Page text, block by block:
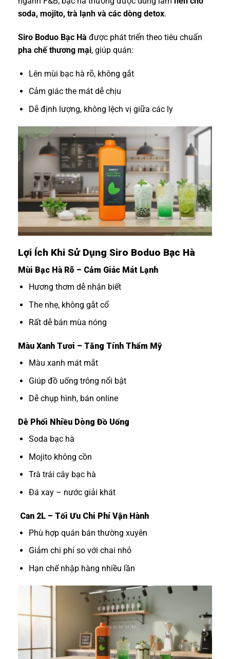
soda, mojito, trà lạnh và các dòng detox.
Siro Boduo Bạc Hà được phát triển theo tiêu chuẩn
pha chế thương mại, giúp quán:
Lên mùi bạc hà rõ, không gắt
Cảm giác the mát dễ chịu
Dễ định lượng, không lệch vị giữa các ly
Lợi Ích Khi Sử Dụng Siro Boduo Bạc Hà
Mùi Bạc Hà Rõ – Cảm Giác Mát Lạnh
Hương thơm dễ nhận biết
The nhẹ, không gắt cổ
Rất dễ bán mùa nóng
Màu Xanh Tươi – Tăng Tính Thẩm Mỹ
Màu xanh mát mắt
Giúp đồ uống trông nổi bật
Dễ chụp hình, bán online
Dễ Phối Nhiều Dòng Đồ Uống
Soda bạc hà
Mojito không cồn
Trà trái cây bạc hà
Đá xay – nước giải khát
Can 2L – Tối Ưu Chi Phí Vận Hành
Phù hợp quán bán thường xuyên
Giảm chi phí so với chai nhỏ
Hạn chế nhập hàng nhiều lần